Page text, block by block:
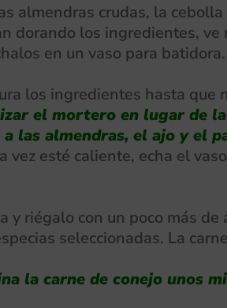
almendras crudas, la
dorando los ingredientes,
en un vaso para batidora.
los ingredientes hasta que
el mortero en lugar de
las almendras, el ajo y el
vez esté caliente, echa el
riégalo con un poco más de
seleccionadas. La
la carne de conejo unos